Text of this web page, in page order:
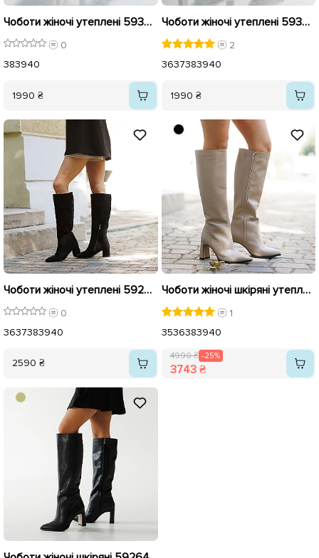
Чоботи жіночі утеплені 593406 Чорні
0
383940
1990 ₴
Чоботи жіночі утеплені 593405 Коричневі
2
3637383940
1990 ₴
Чоботи жіночі утеплені 592947 Чорні
0
3637383940
2590 ₴
Чоботи жіночі шкіряні утеплені 592648 Бежеві розпродаж
1
3536383940
4990 ₴ -25%
3743 ₴